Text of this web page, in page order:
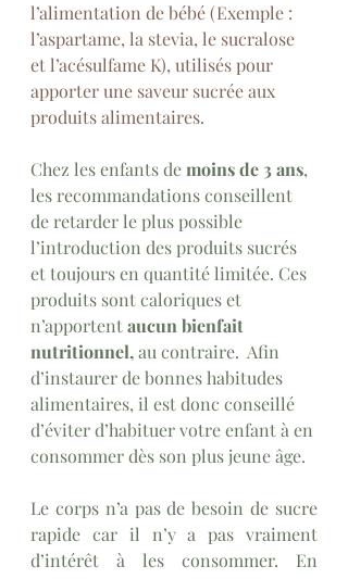
l’alimentation de bébé (Exemple :
l’aspartame, la stevia, le sucralose
et l’acésulfame K), utilisés pour
apporter une saveur sucrée aux
produits alimentaires.
Chez les enfants de moins de 3 ans,
les recommandations conseillent
de retarder le plus possible
l’introduction des produits sucrés
et toujours en quantité limitée. Ces
produits sont caloriques et
n’apportent aucun bienfait
nutritionnel, au contraire.  Afin
d’instaurer de bonnes habitudes
alimentaires, il est donc conseillé
d’éviter d’habituer votre enfant à en
consommer dès son plus jeune âge.
Le corps n’a pas de besoin de sucre
rapide car il n’y a pas vraiment
d’intérêt à les consommer. En